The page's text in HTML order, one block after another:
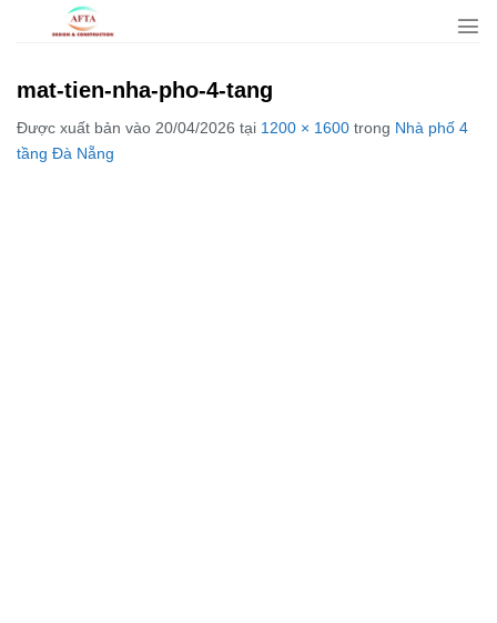
dungmat-tien-nha-pho-4-tang
Được xuất bản vào 20/04/2026 tại 1200 × 1600 trong Nhà phố 4
tầng Đà Nẵng